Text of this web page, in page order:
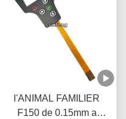
l'ANIMAL FAMILIER
F150 de 0.15mm a